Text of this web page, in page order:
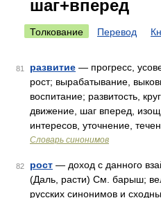
шаг+вперед
Толкование Перевод
81 развитие — прогресс,
рост; вырабатывание,
воспитание; развитость,
движение, шаг вперед,
интересов, уточнение,
Словарь синонимов
82 рост — доход с данного
(Даль, расти) См. барыш;
русских синонимов и